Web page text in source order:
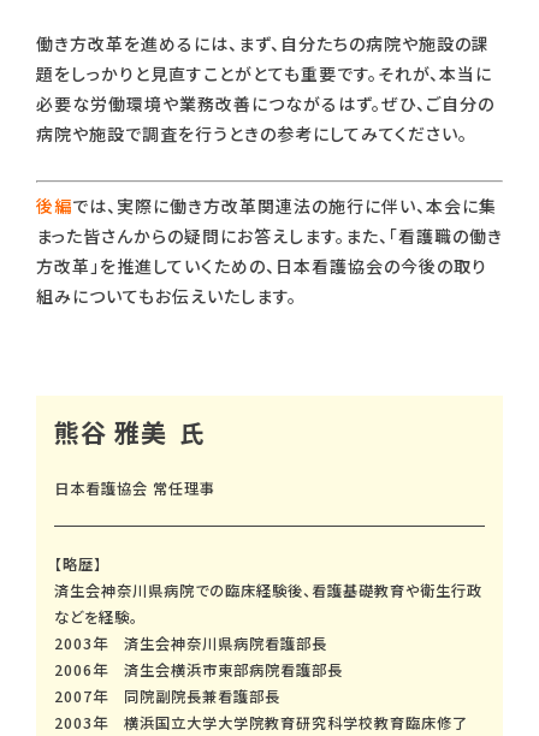
働き方改革を進めるには、まず、自分たちの病院や施設の課
題をしっかりと見直すことがとても重要です。それが、本当に
必要な労働環境や業務改善につながるはず。ぜひ、ご自分の
病院や施設で調査を行うときの参考にしてみてください。
後編では、実際に働き方改革関連法の施行に伴い、本会に集
まった皆さんからの疑問にお答えします。また、「看護職の働き
方改革」を推進していくための、日本看護協会の今後の取り
組みについてもお伝えいたします。
熊谷 雅美
日本看護協会 常任理事
【略歴】
済生会神奈川県病院での臨床経験後、看護基礎教育や衛生行政
などを経験。
2003年 済生会神奈川県病院看護部長
2006年 済生会横浜市東部病院看護部長
2007年 同院副院長兼看護部長
2003年 横浜国立大学大学院教育研究科学校教育臨床修了